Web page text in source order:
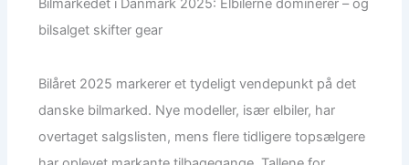
Bilmarkedet i Danmark 2025: Elbilerne dominerer – og
bilsalget skifter gear
Bilåret 2025 markerer et tydeligt vendepunkt på det
danske bilmarked. Nye modeller, især elbiler, har
overtaget salgslisten, mens flere tidligere topsælgere